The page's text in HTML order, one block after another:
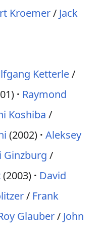
Kroemer/ Jack
Ketterle/
Raymond
Koshiba /
(2002) Aleksey
Ginzburg /
(2003)
David
/ Frank
Glauber/ John